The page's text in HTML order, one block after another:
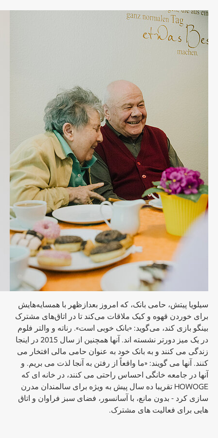
سیلویا پیتش، حامی بانک، که امروز بعدازظهر با همسایه‌هایش
برای خوردن قهوه و کیک ملاقات می‌کند تا در اتاق‌های مشترک
بینگو بازی کند، می‌گوید: «بانک خوبی است». رناته و والتر فلوم
در یک میز دورتر نشسته اند. آنها همچنین از سال 2015 در اینجا
زندگی می کنند و به بانک خود به عنوان حامی مالی افتخار می
کنند. آنها می گویند: «ما واقعاً از رفتن به آنجا لذت می بریم. و
آنها در جامعه خانگی احساس راحتی می کنند، در خانه ای که
HOWOGE تقریبا ده سال پیش به ویژه برای سالمندان مدرن
سازی کرد - بدون مانع، با آسانسور، فضای سبز فراوان و اتاق
هایی برای فعالیت های مشترک.